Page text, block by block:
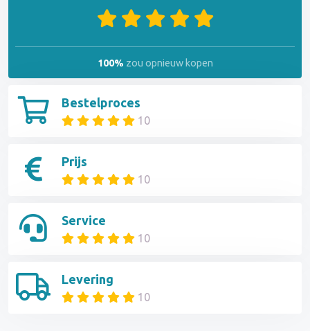
Bestelproces
10
Prijs
10
Service
10
Levering
10
100% zou opnieuw kopen